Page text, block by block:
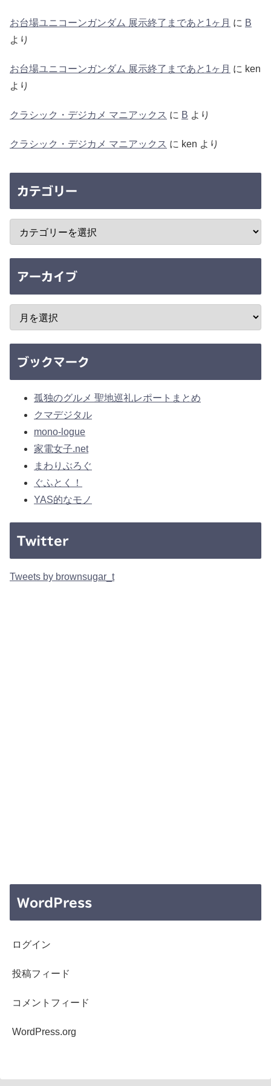
お台場ユニコーンガンダム 展示終了まであと1ヶ月 に B
より
お台場ユニコーンガンダム 展示終了まであと1ヶ月 に ken
より
クラシック・デジカメ マニアックス に B より
クラシック・デジカメ マニアックス に ken より
カテゴリー
アーカイブ
ブックマーク
孤独のグルメ 聖地巡礼レポートまとめ
クマデジタル
mono-logue
家電女子.net
まわりぶろぐ
ぐふとく！
YAS的なモノ
Twitter
Tweets by brownsugar_t
WordPress
ログイン
投稿フィード
コメントフィード
WordPress.org